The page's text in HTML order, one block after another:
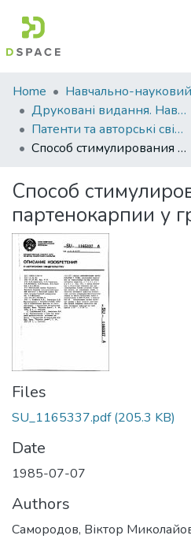
Communities
&
Collections
Statistics
Home
Друковані видання. Навчально-науковий інститут агротехнологій, селекції та екології
Патенти та авторські свідоцтва. Навчально-науковий інститут агротехнологій, селекції та екології
Способ стимулирования партенокарпии у груши
Способ
партенокарпии у
Files
SU_1165337.pdf(205.3 KB)
Date
1985-07-07
Authors
Самородов, Віктор